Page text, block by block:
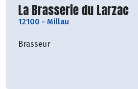
Découvrir le producteur
La Brasserie du Larzac
12100 - Millau
Brasseur